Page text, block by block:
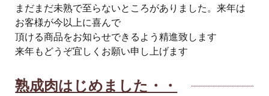
まだまだ未熟で至らないところがありました。来年は
お客様が今以上に喜んで
頂ける商品をお知らせできるよう精進致します
来年もどうぞ宜しくお願い申し上げます
熟成肉はじめました・・